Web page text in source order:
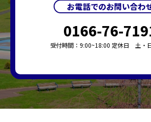
お電話でのお問い合わ
0166-76-
受付時間：9:00~18:00 定休日 土・